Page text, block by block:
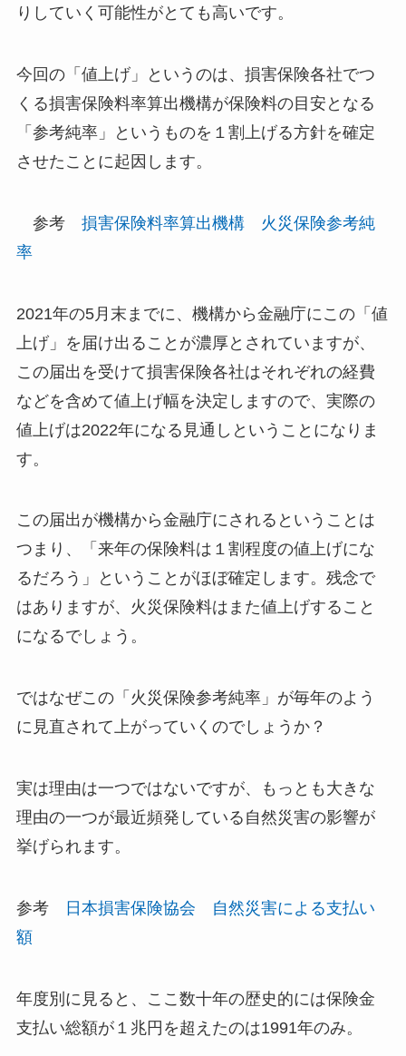
りしていく可能性がとても高いです。
今回の「値上げ」というのは、損害保険各社でつ
くる損害保険料率算出機構が保険料の目安となる
「参考純率」というものを１割上げる方針を確定
させたことに起因します。
参考 損害保険料率算出機構 火災保険参考純
率
2021年の5月末までに、機構から金融庁にこの「値
上げ」を届け出ることが濃厚とされていますが、
この届出を受けて損害保険各社はそれぞれの経費
などを含めて値上げ幅を決定しますので、実際の
値上げは2022年になる見通しということになりま
す。
この届出が機構から金融庁にされるということは
つまり、「来年の保険料は１割程度の値上げにな
るだろう」ということがほぼ確定します。残念で
はありますが、火災保険料はまた値上げすること
になるでしょう。
ではなぜこの「火災保険参考純率」が毎年のよう
に見直されて上がっていくのでしょうか？
実は理由は一つではないですが、もっとも大きな
理由の一つが最近頻発している自然災害の影響が
挙げられます。
参考
日本損害保険協会 自然災害による支払い
額
年度別に見ると、ここ数十年の歴史的には保険金
支払い総額が１兆円を超えたのは1991年のみ。